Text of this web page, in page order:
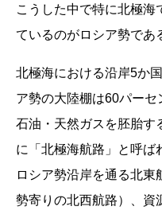
こうした中で特に北極海
ているのがロシア勢であ
北極海における沿岸5か
ア勢の大陸棚は60パー
石油・天然ガスを胚胎す
に「北極海航路」と呼ば
ロシア勢沿岸を通る北東
勢寄りの北西航路）、資